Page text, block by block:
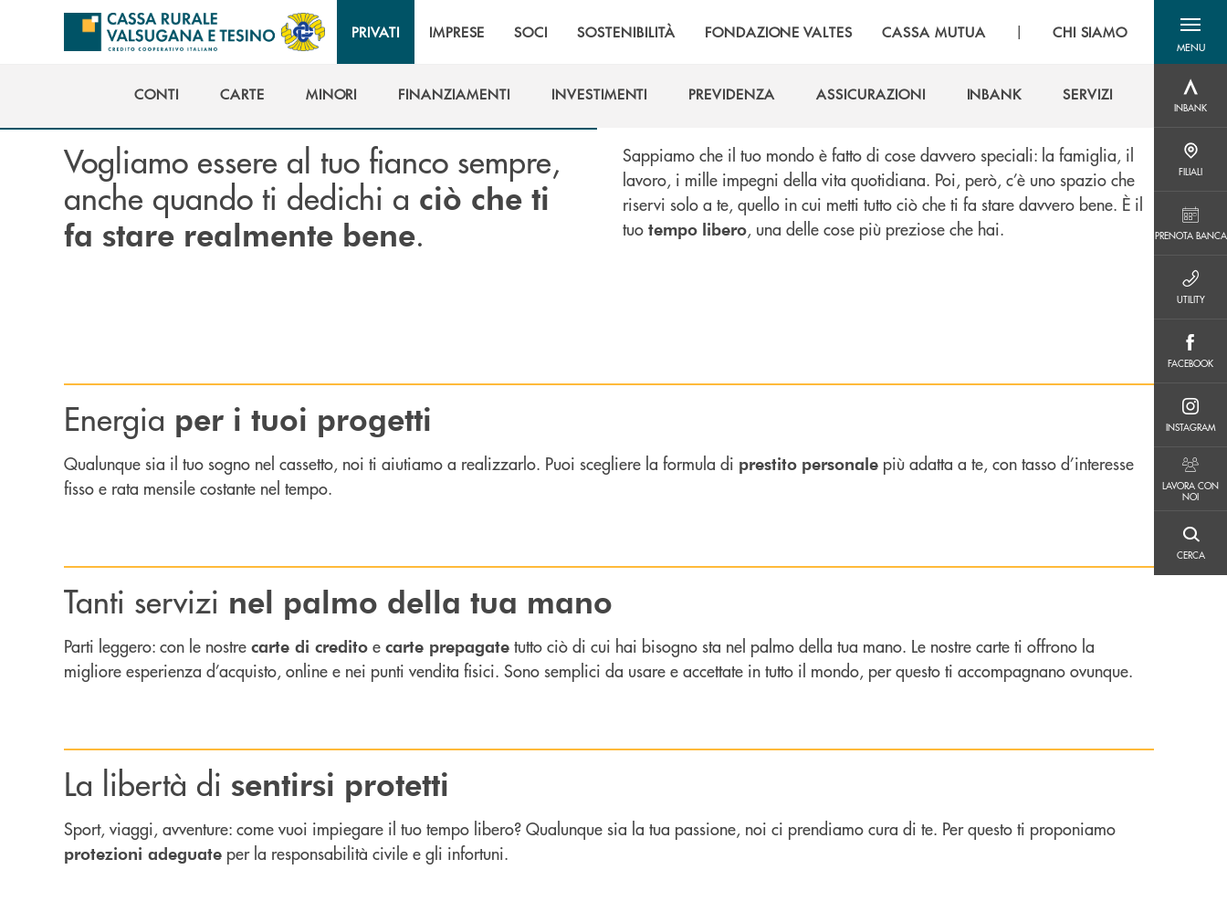
Salta al contenuto principale
PRIVATI IMPRESE SOCI SOSTENIBILITÀ FONDAZIONE VALTES CASSA MUTUA | CHI SIAMO
MENU
menu
INBANK
INBANK
FILIALI
FILIALI
PRENOTA BANCA
UTILITY
FACEBOOK
INSTAGRAM
LAVORA CON
NOI
CERCA
CONTI
CARTE
MINORI
FINANZIAMENTI
INVESTIMENTI
PREVIDENZA
ASSICURAZIONI
INBANK
SERVIZI
Vogliamo essere al tuo fianco sempre,
anche quando ti dedichi a ciò che ti
fa stare realmente bene.
Sappiamo che il tuo mondo è fatto di cose davvero speciali: la famiglia, il
lavoro, i mille impegni della vita quotidiana. Poi, però, c’è uno spazio che
riservi solo a te, quello in cui metti tutto ciò che ti fa stare davvero bene. È il
tuo tempo libero, una delle cose più preziose che hai.
Energia per i tuoi progetti
Qualunque sia il tuo sogno nel cassetto, noi ti aiutiamo a realizzarlo. Puoi scegliere la formula di prestito personale più adatta a te, con tasso d’interesse
fisso e rata mensile costante nel tempo.
Tanti servizi nel palmo della tua mano
Parti leggero: con le nostre carte di credito e carte prepagate tutto ciò di cui hai bisogno sta nel palmo della tua mano. Le nostre carte ti offrono la
migliore esperienza d’acquisto, online e nei punti vendita fisici. Sono semplici da usare e accettate in tutto il mondo, per questo ti accompagnano ovunque.
La libertà di sentirsi protetti
Sport, viaggi, avventure: come vuoi impiegare il tuo tempo libero? Qualunque sia la tua passione, noi ci prendiamo cura di te. Per questo ti proponiamo
protezioni adeguate per la responsabilità civile e gli infortuni.